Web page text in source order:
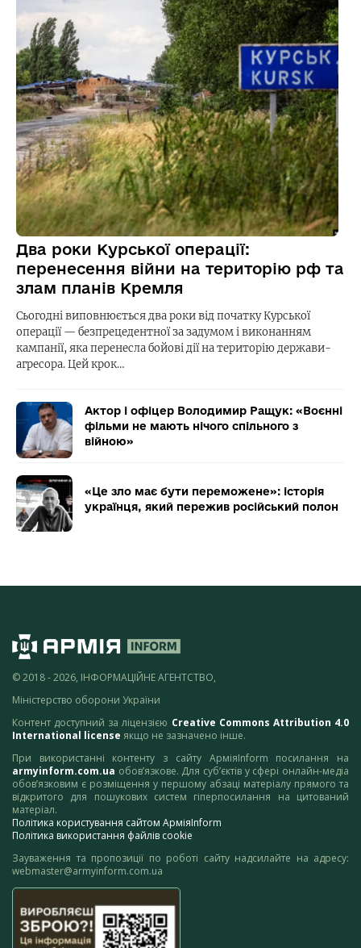
Два роки Курської операції:
перенесення війни на територію рф та
злам планів Кремля
Сьогодні виповнюється два роки від початку Курської
операції — безпрецедентної за задумом і виконанням
кампанії, яка перенесла бойові дії на територію держави-
агресора. Цей крок…
Актор і офіцер Володимир Ращук: «Воєнні
фільми не мають нічого спільного з
війною»
«Це зло має бути переможене»: історія
українця, який пережив російський полон
© 2018 - 2026, ІНФОРМАЦІЙНЕ АГЕНТСТВО,
Міністерство оборони України
Контент доступний за ліцензією Creative Commons Attribution 4.0
International license якщо не зазначено інше.
При використанні контенту з сайту АрміяInform посилання на
armyinform.com.ua обов’язкове. Для суб’єктів у сфері онлайн-медіа
обов’язковим є розміщення у першому абзаці матеріалу прямого та
відкритого для пошукових систем гіперпосилання на цитований
матеріал.
Політика користування сайтом АрміяInform
Політика використання файлів cookie
Зауваження та пропозиції по роботі сайту надсилайте на адресу:
webmaster@armyinform.com.ua